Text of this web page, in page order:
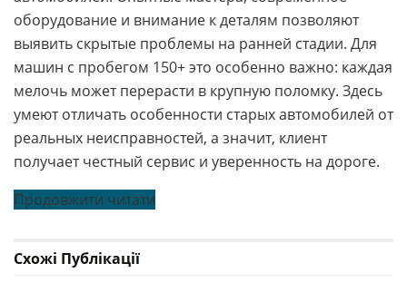
оборудование и внимание к деталям позволяют
выявить скрытые проблемы на ранней стадии. Для
машин с пробегом 150+ это особенно важно: каждая
мелочь может перерасти в крупную поломку. Здесь
умеют отличать особенности старых автомобилей от
реальных неисправностей, а значит, клиент
получает честный сервис и уверенность на дороге.
Продовжити читати
Схожі Публікації